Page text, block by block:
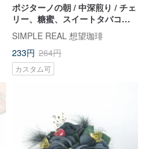
ポジターノの朝 / 中深煎り / チェ
リー、糖蜜、スイートタバコ、
ダークチョコレート / ドリップコ
ーヒー 1/5/10 個入り
SIMPLE REAL 想望珈琲
233円 264円
カスタム可